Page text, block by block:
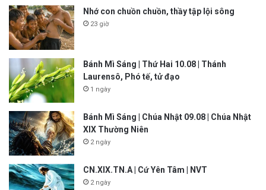
Nhớ con chuồn chuồn, thầy tập lội sông
23 giờ
Bánh Mì Sáng | Thứ Hai 10.08 | Thánh
Laurensô, Phó tế, tử đạo
1 ngày
Bánh Mì Sáng | Chúa Nhật 09.08 | Chúa Nhật
XIX Thường Niên
2 ngày
CN.XIX.TN.A | Cứ Yên Tâm | NVT
2 ngày